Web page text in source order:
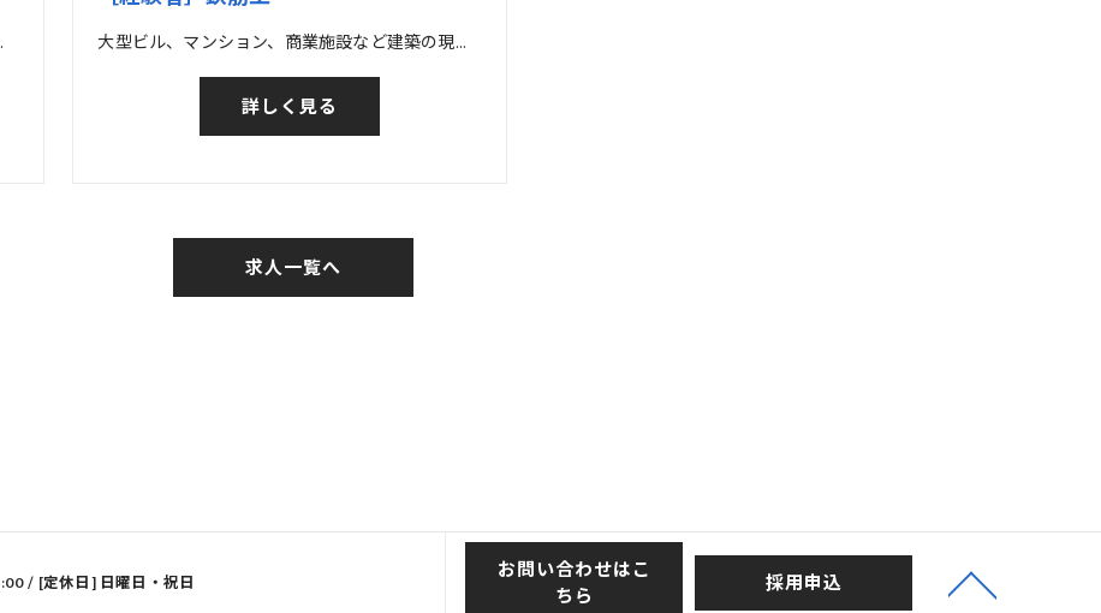
場での鉄筋工事 大型ビル、マンション、商業施設など建築の現場の他、橋梁など土木の現場での鉄筋工事
詳しく見る
求人一覧へ
/ [定休日] 日曜日・祝日
お問い合わせはこ
ちら
採用申込